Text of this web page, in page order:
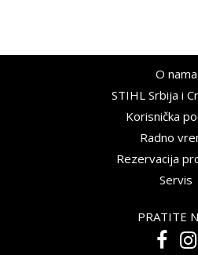
O nama
STIHL Srbija i
Korisnička
Radno
Rezervacija
Servis
PRATITE